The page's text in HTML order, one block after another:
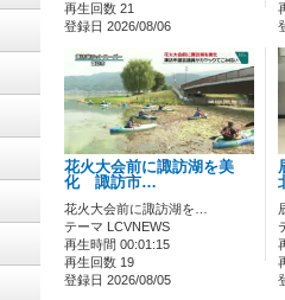
再生回数 21
登録日 2026/08/06
花火大会前に諏訪湖を美
化 諏訪市…
花火大会前に諏訪湖を…
テーマ LCVNEWS
再生時間 00:01:15
再生回数 19
登録日 2026/08/05